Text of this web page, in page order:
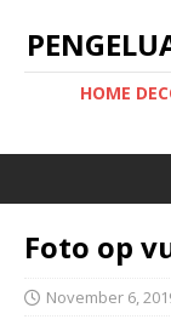
HOME
Foto op
November 6,